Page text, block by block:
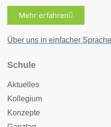
Mehr erfahren
Über uns in einfacher Sprache
Schule
Aktuelles
Kollegium
Konzepte